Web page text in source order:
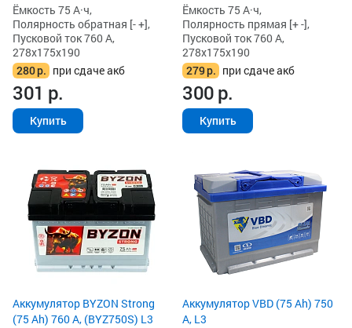
Ёмкость 75 А·ч,
Полярность обратная [- +],
Пусковой ток 760 А,
278x175x190
280р. при сдаче акб
301 р.
Купить
Ёмкость 75 А·ч,
Полярность прямая [+ -],
Пусковой ток 760 А,
278x175x190
279р. при сдаче акб
300р.
Купить
Аккумулятор BYZON Strong
(75 Ah) 760 А, (BYZ750S) L3
Аккумулятор VBD (75 Ah) 750
А, L3